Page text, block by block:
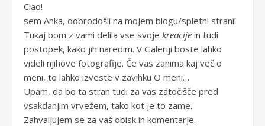
Ciao!
sem Anka, dobrodošli na mojem blogu/spletni strani!
Tukaj bom z vami delila vse svoje kreacije in tudi
postopek, kako jih naredim. V Galeriji boste lahko
videli njihove fotografije. Če vas zanima kaj več o
meni, to lahko izveste v zavihku O meni…
Upam, da bo ta stran tudi za vas zatočišče pred
vsakdanjim vrvežem, tako kot je to zame.
Zahvaljujem se za vaš obisk in komentarje.